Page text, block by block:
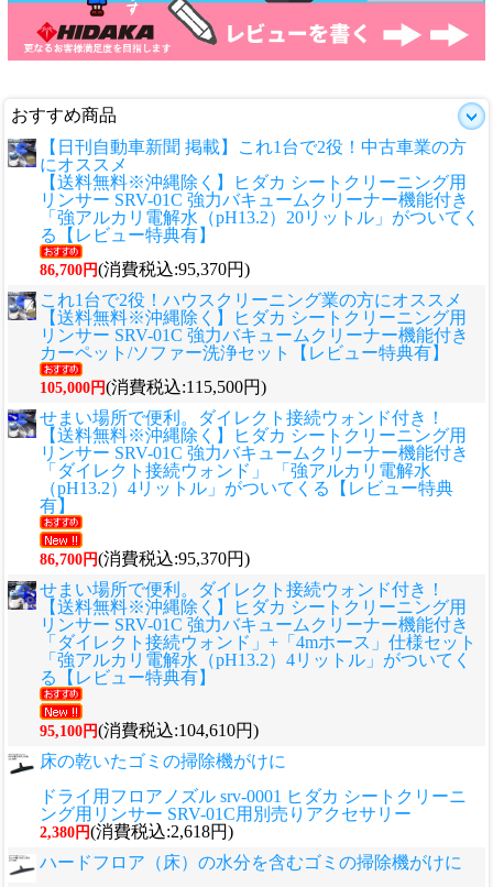
おすすめ商品
【日刊自動車新聞 掲載】これ1台で2役！中古車業の方
にオススメ
【送料無料※沖縄除く】ヒダカ シートクリーニング用
リンサー SRV-01C 強力バキュームクリーナー機能付き
「強アルカリ電解水（pH13.2）20リットル」がついてく
る【レビュー特典有】
86,700円(消費税込:95,370円)
これ1台で2役！ハウスクリーニング業の方にオススメ
【送料無料※沖縄除く】ヒダカ シートクリーニング用
リンサー SRV-01C 強力バキュームクリーナー機能付き
カーペット/ソファー洗浄セット【レビュー特典有】
105,000円(消費税込:115,500円)
せまい場所で便利。ダイレクト接続ウォンド付き！
【送料無料※沖縄除く】ヒダカ シートクリーニング用
リンサー SRV-01C 強力バキュームクリーナー機能付き
「ダイレクト接続ウォンド」 「強アルカリ電解水
（pH13.2）4リットル」がついてくる【レビュー特典
有】
86,700円(消費税込:95,370円)
せまい場所で便利。ダイレクト接続ウォンド付き！
【送料無料※沖縄除く】ヒダカ シートクリーニング用
リンサー SRV-01C 強力バキュームクリーナー機能付き
「ダイレクト接続ウォンド」+「4mホース」仕様セット
「強アルカリ電解水（pH13.2）4リットル」がついてく
る【レビュー特典有】
95,100円(消費税込:104,610円)
床の乾いたゴミの掃除機がけに
ドライ用フロアノズル srv-0001 ヒダカ シートクリーニ
ング用リンサー SRV-01C用別売りアクセサリー
2,380円(消費税込:2,618円)
ハードフロア（床）の水分を含むゴミの掃除機がけに